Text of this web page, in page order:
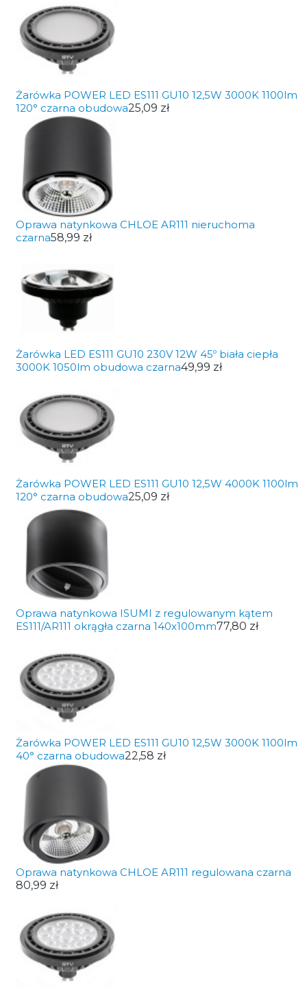
Żarówka POWER LED ES111 GU10 12,5W 3000K 1100lm
120° czarna obudowa25,09 zł
Oprawa natynkowa CHLOE AR111 nieruchoma
czarna58,99 zł
Żarówka LED ES111 GU10 230V 12W 45º biała ciepła
3000K 1050lm obudowa czarna49,99 zł
Żarówka POWER LED ES111 GU10 12,5W 4000K 1100lm
120° czarna obudowa25,09 zł
Oprawa natynkowa ISUMI z regulowanym kątem
ES111/AR111 okrągła czarna 140x100mm77,80 zł
Żarówka POWER LED ES111 GU10 12,5W 3000K 1100lm
40° czarna obudowa22,58 zł
Oprawa natynkowa CHLOE AR111 regulowana czarna
80,99 zł